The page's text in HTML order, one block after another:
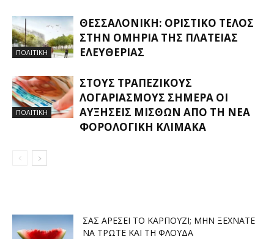
ΠΟΛΙΤΙΚΗ
ΘΕΣΣΑΛΟΝΊΚΗ: ΟΡΙΣΤΙΚΌ ΤΈΛΟΣ
ΣΤΗΝ ΟΜΗΡΊΑ ΤΗΣ ΠΛΑΤΕΊΑΣ
ΕΛΕΥΘΕΡΊΑΣ
ΠΟΛΙΤΙΚΗ
ΣΤΟΥΣ ΤΡΑΠΕΖΙΚΟΎΣ
ΛΟΓΑΡΙΑΣΜΟΎΣ ΣΉΜΕΡΑ ΟΙ
ΑΥΞΉΣΕΙΣ ΜΙΣΘΏΝ ΑΠΌ ΤΗ ΝΈΑ
ΦΟΡΟΛΟΓΙΚΉ ΚΛΊΜΑΚΑ
ΣΑΣ ΑΡΈΣΕΙ ΤΟ ΚΑΡΠΟΎΖΙ; ΜΗΝ ΞΕΧΝΆΤΕ
ΝΑ ΤΡΏΤΕ ΚΑΙ ΤΗ ΦΛΟΎΔΑ